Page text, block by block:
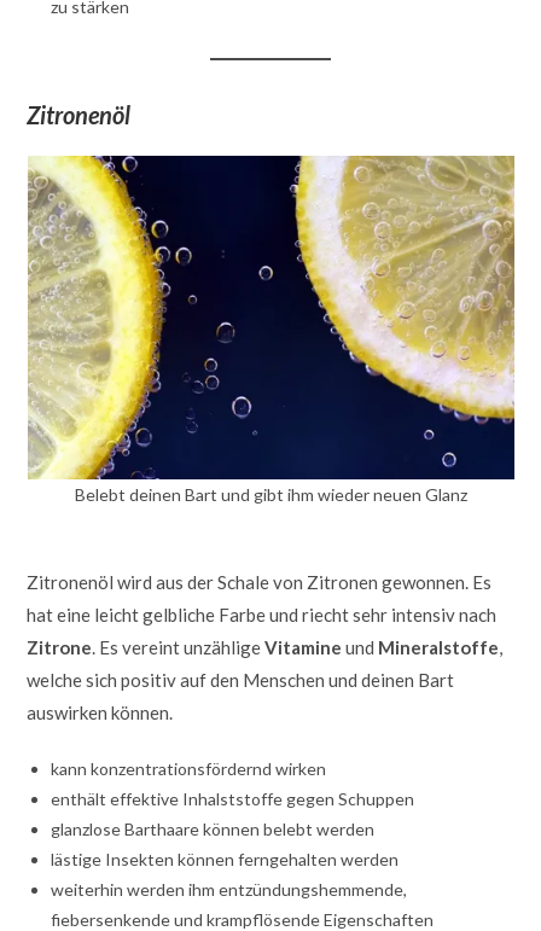
zu stärken
Zitronenöl
Belebt deinen Bart und gibt ihm wieder neuen Glanz
Zitronenöl wird aus der Schale von Zitronen gewonnen. Es
hat eine leicht gelbliche Farbe und riecht sehr intensiv nach
Zitrone. Es vereint unzähligeVitamine und Mineralstoffe,
welche sich positiv auf den Menschen und deinen Bart
auswirken können.
kann konzentrationsfördernd wirken
enthält effektive Inhalststoffe gegen Schuppen
glanzlose Barthaare können belebt werden
lästige Insekten können ferngehalten werden
weiterhin werden ihm entzündungshemmende,
fiebersenkende und krampflösende Eigenschaften